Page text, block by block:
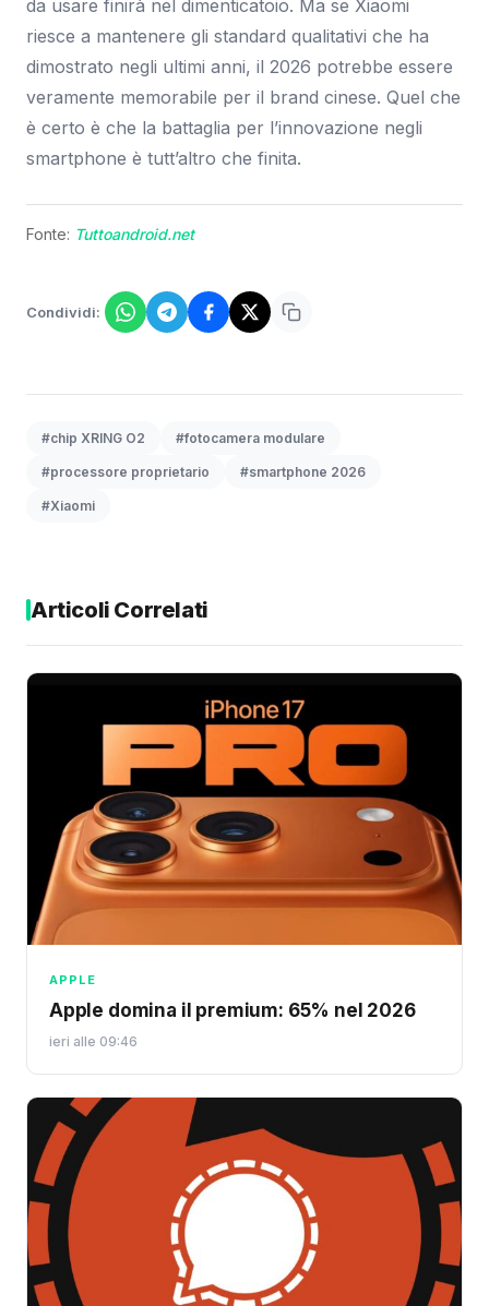
da usare finirà nel dimenticatoio. Ma se Xiaomi
riesce a mantenere gli standard qualitativi che ha
dimostrato negli ultimi anni, il 2026 potrebbe essere
veramente memorabile per il brand cinese. Quel che
è certo è che la battaglia per l’innovazione negli
smartphone è tutt’altro che finita.
Fonte: Tuttoandroid.net
Condividi:
#chip XRING O2 #fotocamera modulare
#processore proprietario #smartphone 2026
#Xiaomi
Articoli Correlati
APPLE
Apple domina il premium: 65% nel 2026
ieri alle 09:46